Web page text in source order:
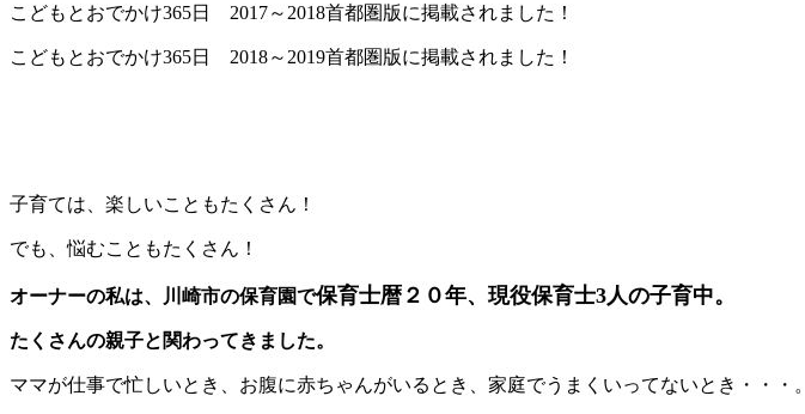
こどもとおでかけ365日 2017～2018首都圏版に掲載されました！
こどもとおでかけ365日 2018～2019首都圏版に掲載されました！
子育ては、楽しいこともたくさん！
でも、悩むこともたくさん！
オーナーの私は、川崎市の保育園で保育士暦２０年、現役保育士3人の子育中。
たくさんの親子と関わってきました。
ママが仕事で忙しいとき、お腹に赤ちゃんがいるとき、家庭でうまくいってないとき・・・。